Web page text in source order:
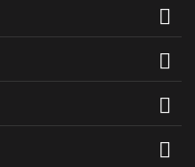



